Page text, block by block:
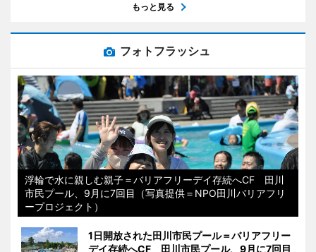
もっと見る
フォトフラッシュ
浮輪で水に親しむ親子＝バリアフリーデイ存続へCF 田川
市民プール、9月に7回目（写真提供＝NPO田川バリアフリ
ープロジェクト）
1日開放された田川市民プール＝バリアフリー
デイ存続へCF 田川市民プール、9月に7回目